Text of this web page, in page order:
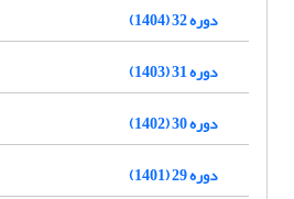
دوره 32 (1404)
دوره 31 (1403)
دوره 30 (1402)
دوره 29 (1401)